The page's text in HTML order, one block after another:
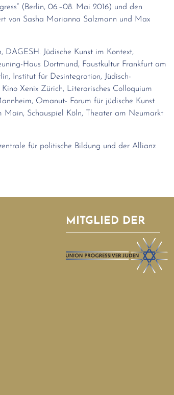
(Berlin, 06.–08. Mai 2016) und den
von Sasha Marianna Salzmann und Max
Jüdische Kunst im Kontext,
Haus Dortmund, Faustkultur Frankfurt am
Institut für Desintegration, Jüdisch-
Xenix Zürich, Literarisches Colloquium
Omanut- Forum für jüdische Kunst
Main, Schauspiel Köln, Theater am Neumarkt
für politische Bildung und der Allianz
MITGLIED DER